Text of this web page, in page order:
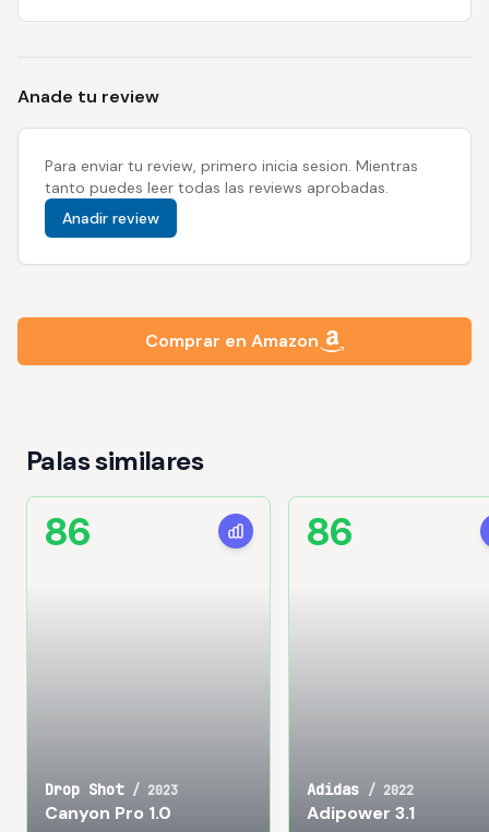
Anade tu review
Para enviar tu review, primero inicia sesion. Mientras
tanto puedes leer todas las reviews aprobadas.
Anadir review
Comprar en Amazon
Palas similares
Drop Shot / 2023
Canyon Pro 1.0
86
Adidas / 2022
Adipower 3.1
86